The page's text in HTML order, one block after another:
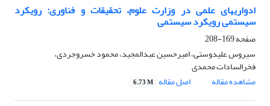
ادواریهای علمی در وزارت علوم، تحقیقات و فناوری: رویکرد
سیستمی رویکرد سیستمی
صفحه169-208
سیروس علیدوستی، امیرحسین عبدالمجید، محمود خسروجردی،
فخرالسادات محمدی
مشاهده مقاله
اصل مقاله 6.73 M